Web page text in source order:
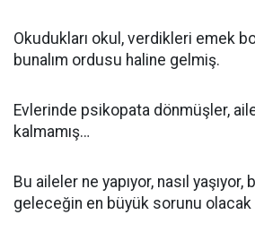
Okudukları okul, verdikleri emek
bunalım ordusu haline gelmiş.
Evlerinde psikopata dönmüşler,
kalmamış…
Bu aileler ne yapıyor, nasıl
geleceğin en büyük sorunu olacak